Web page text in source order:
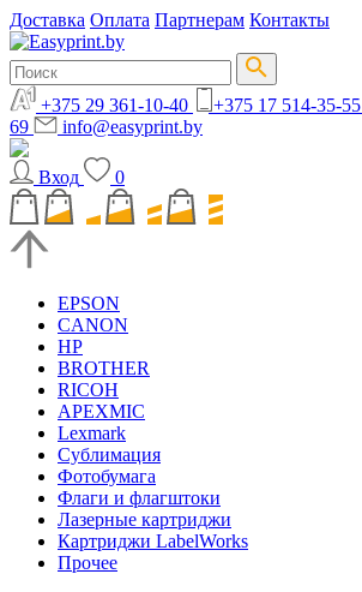
Доставка Оплата Партнерам Контакты
+375 29 361-10-40 +375 17 514-35-55
69
info@easyprint.by
Вход 0
EPSON
CANON
HP
BROTHER
RICOH
APEXMIC
Lexmark
Сублимация
Фотобумага
Флаги и флагштоки
Лазерные картриджи
Картриджи LabelWorks
Прочее